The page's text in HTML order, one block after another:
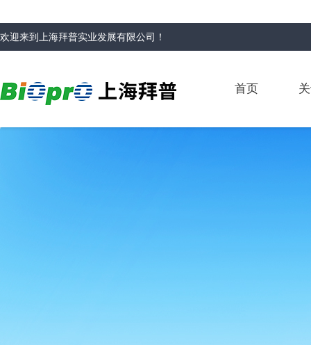
欢迎来到 上海拜普实业发展有限公司 ！
首页